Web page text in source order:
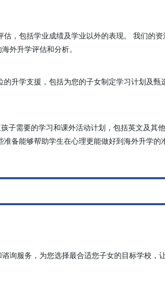
，包括学业成绩及学业以外的表现。 我们的资
外升学评估和分析。
的升学支援，包括为您的子女制定学习计划及
子需要的学习和课外活动计划，包括英文及其
准备能够帮助学生在心理更能做好到海外升学
询服务，为您选择最合适您子女的目标学校，